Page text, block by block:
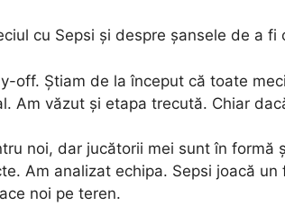
cu Sepsi și despre șansele de a fi
off. Știam de la început că toate
Am văzut și etapa trecută. Chiar
noi, dar jucătorii mei sunt în formă
Am analizat echipa. Sepsi joacă
noi pe teren.